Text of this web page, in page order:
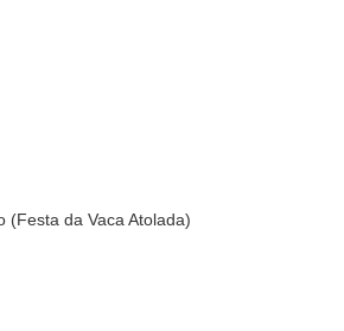
(Festa da Vaca Atolada)